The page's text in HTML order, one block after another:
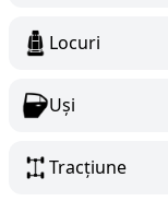
Locuri
Uși
Tracțiune